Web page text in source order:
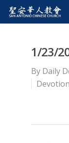
1/23/
By Daily
Devotion